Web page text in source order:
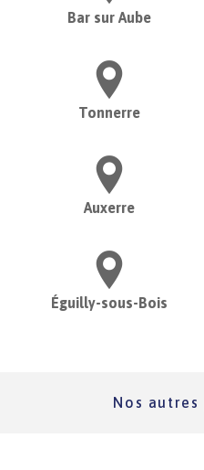
Bar sur Aube
Tonnerre
Auxerre
Éguilly-sous-Bois
Nos